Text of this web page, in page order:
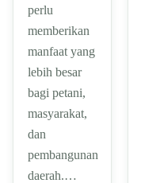
perlu
memberikan
manfaat yang
lebih besar
bagi petani,
masyarakat,
dan
pembangunan
daerah.…